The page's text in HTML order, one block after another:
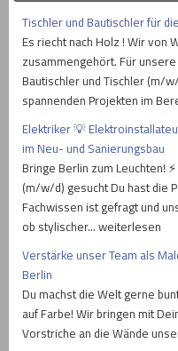
Tischler und Bautischler für
Es riecht nach Holz ! Wir von
zusammengehört. Für
Bautischler und Tischler (m/
spannenden Projekten im
Elektriker 💡
im Neu- und Sanierungsbau
Bringe Berlin zum Leuchten!
(m/w/d) gesucht Du hast die
Fachwissen ist gefragt und
ob stylischer… weiterlesen
Verstärke unser Team als
Berlin
Du machst die Welt gerne
auf Farbe! Wir bringen mit
Vorstriche an die Wände